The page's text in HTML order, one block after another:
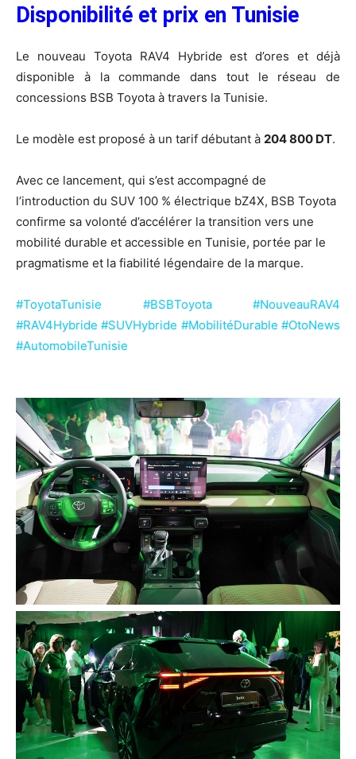
​Disponibilité et prix en Tunisie
​Le nouveau Toyota RAV4 Hybride est d’ores et déjà
disponible à la commande dans tout le réseau de
concessions BSB Toyota à travers la Tunisie.
​Le modèle est proposé à un tarif débutant à 204 800 DT.
​Avec ce lancement, qui s’est accompagné de
l’introduction du SUV 100 % électrique bZ4X, BSB Toyota
confirme sa volonté d’accélérer la transition vers une
mobilité durable et accessible en Tunisie, portée par le
pragmatisme et la fiabilité légendaire de la marque.
#ToyotaTunisie #BSBToyota #NouveauRAV4
#RAV4Hybride #SUVHybride #MobilitéDurable #OtoNews
#AutomobileTunisie